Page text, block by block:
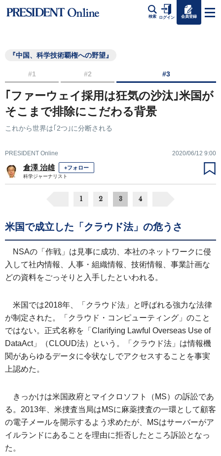
検索 ログイン 会員登録
『中国、科学技術覇権への野望』
#1 #2 #3
｢ファーウェイ採用は狂気の沙汰｣米国が
そこまで排除にこだわる背景
これから世界は｢2つ｣に分断される
PRESIDENT Online 2020/06/12 9:00
倉澤 治雄 +フォロー
科学ジャーナリスト
1 2 3 4
米国で成立した「クラウド法」の危うさ
NSAの「作戦」は見事に成功、本社のネットワークに侵
入して社内情報、人事・組織情報、技術情報、事業計画な
どの資料をごっそりと入手したといわれる。
米国では2018年、「クラウド法」と呼ばれる強力な法律
が制定された。「クラウド・コンピューティング」のこと
ではない。正式名称を「Clarifying Lawful Overseas Use of
DataAct」（CLOUD法）という。「クラウド法」は情報機
関があらゆるデータに令状なしでアクセスすることを事実
上認めた。
きっかけは米国政府とマイクロソフト（MS）の訴訟であ
る。2013年、米捜査当局はMSに麻薬捜査の一環として顧客
の電子メールを開示するよう求めたが、MSはサーバーがア
イルランドにあることを理由に拒否したところ訴訟となっ
た。